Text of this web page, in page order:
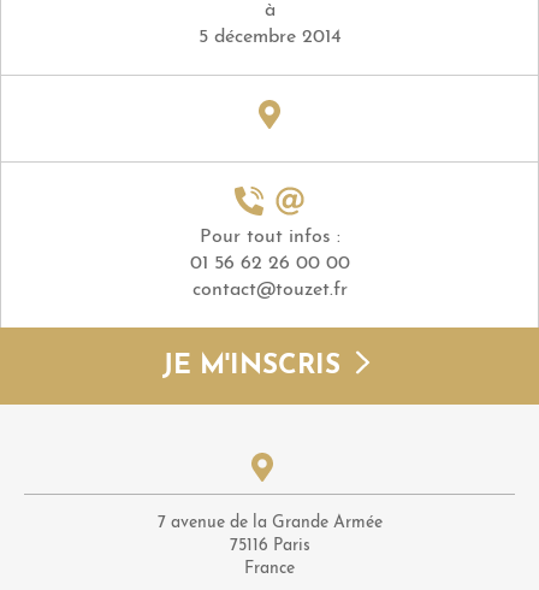
à
5 décembre 2014
Pour tout infos :
01 56 62 26 00 00
contact@touzet.fr
JE M'INSCRIS
7 avenue de la Grande Armée
75116 Paris
France